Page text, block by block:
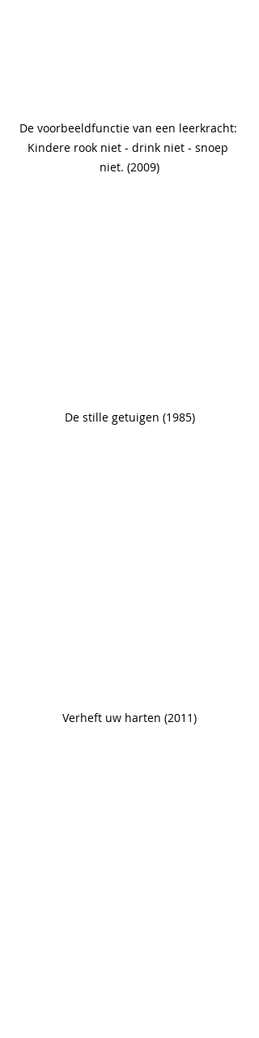
De voorbeeldfunctie van een leerkracht:
Kindere rook niet - drink niet - snoep
niet. (2009)
De stille getuigen (1985)
Verheft uw harten (2011)